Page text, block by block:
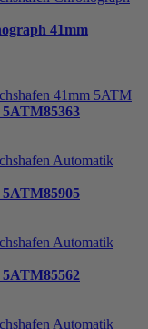
41mm
5ATM85363
5ATM85905
5ATM85562